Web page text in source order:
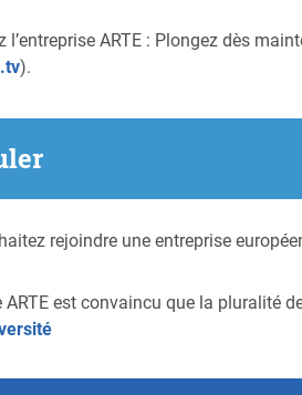
l’entreprise ARTE : Plongez dès
).
rejoindre une entreprise
ARTE est convaincu que la pluralité